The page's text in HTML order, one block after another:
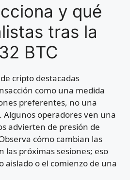
y qué
tras la
BTC
cripto destacadas
como una medida
preferentes, no una
operadores ven una
advierten de presión de
cómo cambian las
las próximas sesiones; eso
aislado o el comienzo de una